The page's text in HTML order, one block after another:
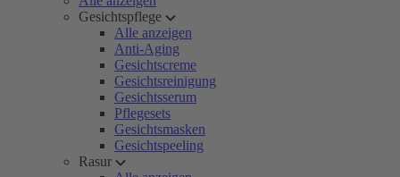
Gesichtspflege
Alle anzeigen
Anti-Aging
Gesichtscreme
Gesichtsreinigung
Gesichtsserum
Pflegesets
Gesichtsmasken
Gesichtspeeling
Rasur